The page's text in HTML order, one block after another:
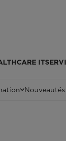
IT